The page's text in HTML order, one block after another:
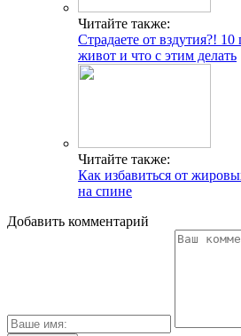
Читайте также:
Страдаете от вздутия?!
живот и что с этим делать
Читайте также:
Как избавиться от
на спине
Добавить комментарий